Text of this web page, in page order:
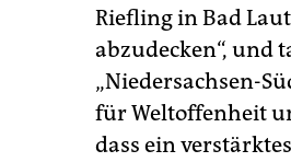
Riefling in Bad
abzudecken“, und
„Niedersachsen-
für Weltoffenheit
dass ein